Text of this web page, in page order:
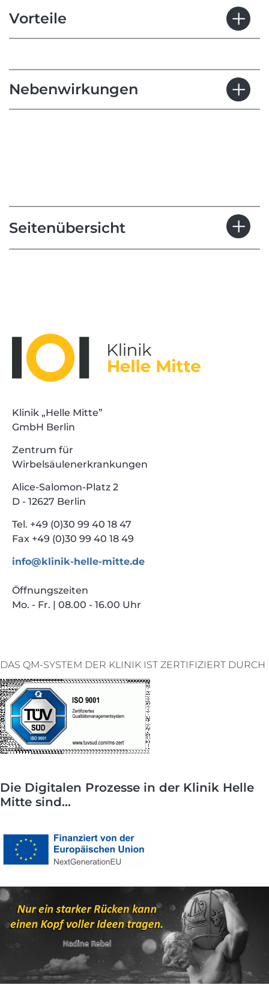
Vorteile
Nebenwirkungen
Seitenübersicht
Klinik „Helle Mitte”
GmbH Berlin
Zentrum für
Wirbelsäulenerkrankungen
Alice-Salomon-Platz 2
D - 12627 Berlin
Tel. +49 (0)30 99 40 18 47
Fax +49 (0)30 99 40 18 49
info@klinik-helle-mitte.de
Öffnungszeiten
Mo. - Fr. | 08.00 - 16.00 Uhr
DAS QM-SYSTEM DER KLINIK IST ZERTIFIZIERT DURCH
Die Digitalen Prozesse in der Klinik Helle
Mitte sind...